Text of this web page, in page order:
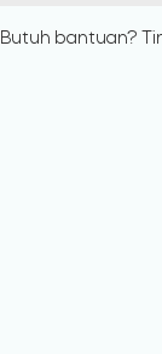
Butuh bantuan?